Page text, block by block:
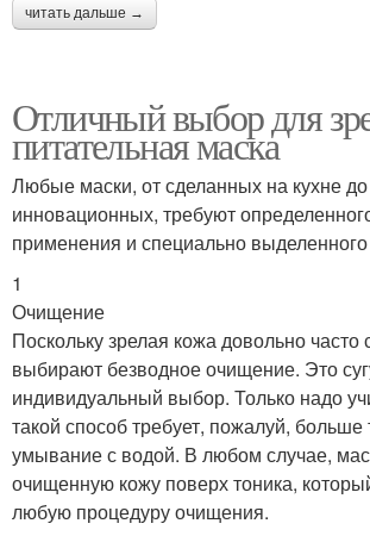
читать дальше →
Отличный выбор для
питательная маска
Любые маски, от сделанных на кухне
инновационных, требуют
применения и специально
1
Очищение
Поскольку зрелая кожа довольно часто
выбирают безводное очищение. Это
индивидуальный выбор. Только надо
такой способ требует, пожалуй,
умывание с водой. В любом случае,
очищенную кожу поверх тоника,
любую процедуру очищения.